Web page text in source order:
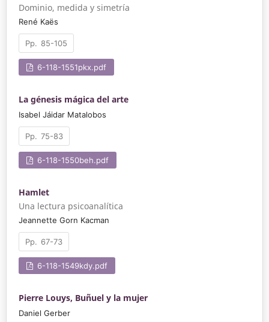
Dominio, medida y simetría
René Kaës
85-105
6-118-1551pkx.pdf
La génesis mágica del arte
Isabel Jáidar Matalobos
75-83
6-118-1550beh.pdf
Hamlet
Una lectura psicoanalítica
Jeannette Gorn Kacman
67-73
6-118-1549kdy.pdf
Pierre Louys, Buñuel y la mujer
Daniel Gerber